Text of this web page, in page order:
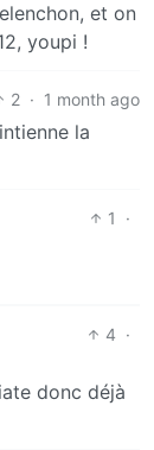
et on
youpi !
2 · 1 month ago
la
1
·
4 ·
donc déjà